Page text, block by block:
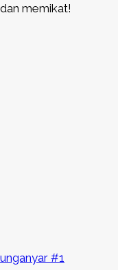
memikat!
#1